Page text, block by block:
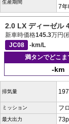
生産期間
7年
2.0 LX ディーゼル
新車時価格145.3万円(
JC08
-km/L
満タンでどこま
-km
排気量
ミッション フ
最大出力